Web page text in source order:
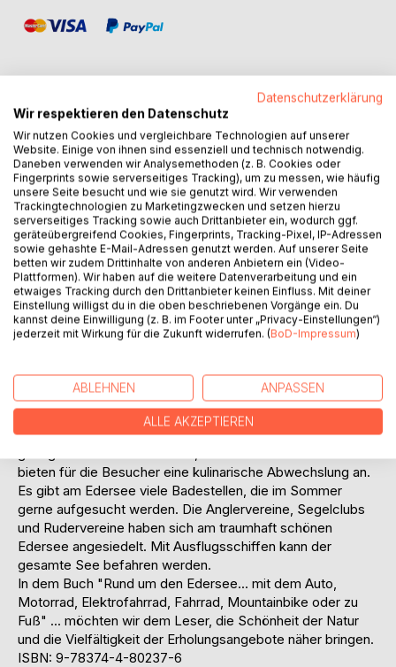
BESCHREIBUNG
In diesem Buch, "Spannende Kriminalgeschichten rund um
den Edersee", werden 17 Kriminalromane als
Kurzgeschichten vorgestellt. Diese Kriminalfälle spielen in
Herzhausen, Harbshausen, Kirchlotheim, Vöhl, Scheid,
Rehbach, Waldeck, sowie in weiteren Orten. Mitgewirkt hat
Kommissar Hans Schemberg.
Der Edersee ist ein Stausee in Hessen. Der Edersee in
Hessen ist mit 11,8 Quadratkilometern Wasseroberfläche
und mit 199,3 Mio. Kubikmetern Stauraum der drittgrößte
48m hohen Staumauer der Edertalsperre. Dort in der Nähe
befindet sich die Stadt Waldeck, im nordhessischen
Landkreis-Frankenberg. Es gibt um den See herum sehr
viele Parkplätze. Auch Rad- und Wanderwege sind
bieten für die Besucher eine kulinarische Abwechslung an.
Es gibt am Edersee viele Badestellen, die im Sommer
gerne aufgesucht werden. Die Anglervereine, Segelclubs
und Rudervereine haben sich am traumhaft schönen
Edersee angesiedelt. Mit Ausflugsschiffen kann der
gesamte See befahren werden.
In dem Buch "Rund um den Edersee... mit dem Auto,
Motorrad, Elektrofahrrad, Fahrrad, Mountainbike oder zu
Fuß" ... möchten wir dem Leser, die Schönheit der Natur
und die Vielfältigkeit der Erholungsangebote näher bringen.
ISBN: 9-78374-4-80237-6
Datenschutzerklärung
Wir respektieren den Datenschutz
Wir nutzen Cookies und vergleichbare Technologien auf unserer
Website. Einige von ihnen sind essenziell und technisch notwendig.
Daneben verwenden wir Analysemethoden (z. B. Cookies oder
Fingerprints sowie serverseitiges Tracking), um zu messen, wie häufig
unsere Seite besucht und wie sie genutzt wird. Wir verwenden
Trackingtechnologien zu Marketingzwecken und setzen hierzu
serverseitiges Tracking sowie auch Drittanbieter ein, wodurch ggf.
geräteübergreifend Cookies, Fingerprints, Tracking-Pixel, IP-Adressen
sowie gehashte E-Mail-Adressen genutzt werden. Auf unserer Seite
betten wir zudem Drittinhalte von anderen Anbietern ein (Video-
Plattformen). Wir haben auf die weitere Datenverarbeitung und ein
etwaiges Tracking durch den Drittanbieter keinen Einfluss. Mit deiner
Einstellung willigst du in die oben beschriebenen Vorgänge ein. Du
kannst deine Einwilligung (z. B. im Footer unter „Privacy-Einstellungen“)
jederzeit mit Wirkung für die Zukunft widerrufen. (BoD-Impressum)
ABLEHNEN ANPASSEN
ALLE AKZEPTIEREN